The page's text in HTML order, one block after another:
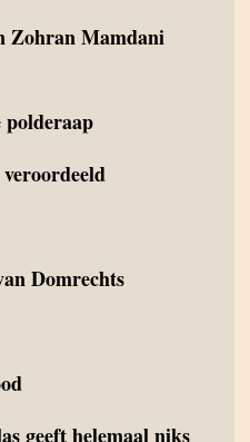
Zohran Mamdani
Domrechts
geeft helemaal niks